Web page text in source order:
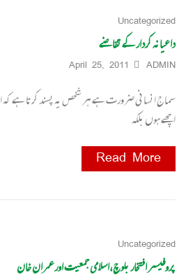
Uncategorized
داعیانہ کردار کے تقاضے
ADMIN
April 25, 2011
سماج انسانی ضرورت ہے ہر شخص یہ پسند کرتا ہے
اچھے ہوں بلکہ
Read More
Uncategorized
پروفیسر افتخار بلوچ،اسلامی جمعیت اور عمران خان